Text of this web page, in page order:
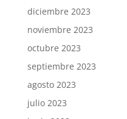
diciembre 2023
noviembre 2023
octubre 2023
septiembre 2023
agosto 2023
julio 2023